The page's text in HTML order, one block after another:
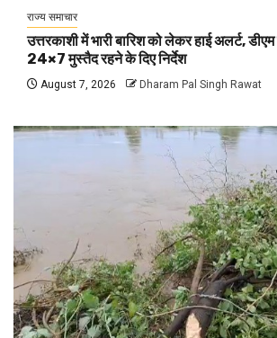
राज्य समाचार
उत्तरकाशी में भारी बारिश को लेकर हाई अलर्ट,
24×7 मुस्तैद रहने के दिए निर्देश
August 7, 2026 Dharam Pal Singh Rawat